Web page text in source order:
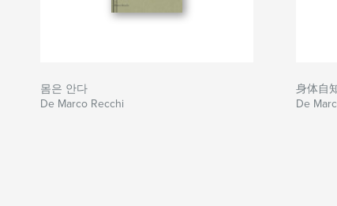
몸은 안다
De Marco Recchi
身体自
De